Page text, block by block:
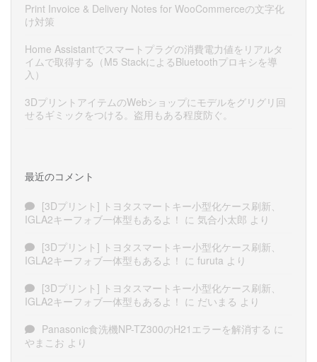
Print Invoice & Delivery Notes for WooCommerceの文字化
け対策
Home Assistantでスマートプラグの消費電力値をリアルタ
イムで取得する（M5 StackによるBluetoothプロキシを導
入）
3DプリントアイテムのWebショップにモデルをグリグリ回
せるギミックをつける。盗用もある程度防ぐ。
最近のコメント
[3Dプリント] トヨタスマートキー小型化ケース刷新、
IGLA2キーフォブ一体型もあるよ！ に 気合小太郎 より
[3Dプリント] トヨタスマートキー小型化ケース刷新、
IGLA2キーフォブ一体型もあるよ！ に furuta より
[3Dプリント] トヨタスマートキー小型化ケース刷新、
IGLA2キーフォブ一体型もあるよ！ に だいまる より
Panasonic食洗機NP-TZ300のH21エラーを解消する に
やまこお より